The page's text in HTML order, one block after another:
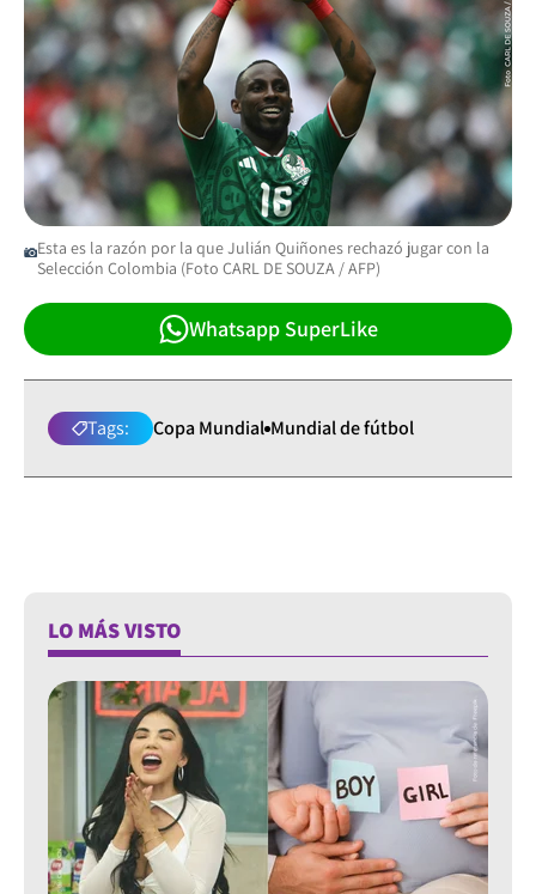
Esta es la razón por la que Julián Quiñones rechazó jugar con la
Selección Colombia (Foto CARL DE SOUZA / AFP)
Whatsapp SuperLike
Tags: Copa Mundial Mundial de fútbol
LO MÁS VISTO